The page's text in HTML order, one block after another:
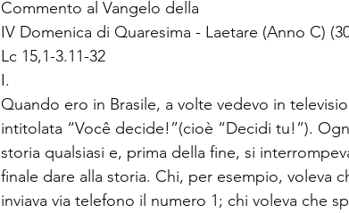
Commento al Vangelo della
IV Domenica di Quaresima - Laetare (Anno C)
Lc 15,1-3.11-32
I.
Quando ero in Brasile, a volte vedevo in
intitolata “Você decide!”(cioè “Decidi tu!”).
storia qualsiasi e, prima della fine, si
finale dare alla storia. Chi, per esempio, voleva
inviava via telefono il numero 1; chi voleva che